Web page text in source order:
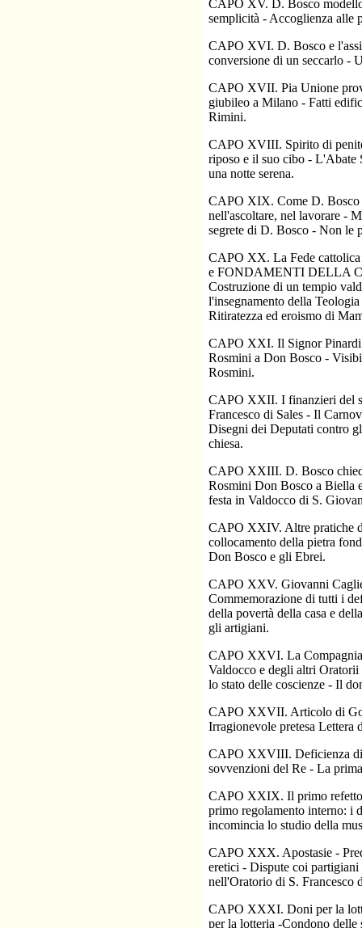
CAPO XV. D. Bosco
semplicità - Accoglienza alle
CAPO XVI. D. Bosco e
conversione di un seccarlo -
CAPO XVII. Pia Unione
giubileo a Milano - Fatti
Rimini.
CAPO XVIII. Spirito di
riposo e il suo cibo - L'Abate
una notte serena.
CAPO XIX. Come D. Bosco
nell'ascoltare, nel lavorare -
segrete di D. Bosco - Non le
CAPO XX. La Fede cattolica
e FONDAMENTI DELLA
Costruzione di un tempio
l'insegnamento della
Ritiratezza ed eroismo di
CAPO XXI. Il Signor Pinardi
Rosmini a Don Bosco -
Rosmini.
CAPO XXII. I finanzieri del
Francesco di Sales - Il
Disegni dei Deputati contro
chiesa.
CAPO XXIII. D. Bosco
Rosmini Don Bosco a Biella
festa in Valdocco di S.
CAPO XXIV. Altre pratiche
collocamento della pietra
Don Bosco e gli Ebrei.
CAPO XXV. Giovanni
Commemorazione di tutti i
della povertà della casa e
gli artigiani.
CAPO XXVI. La
Valdocco e degli altri
lo stato delle coscienze - Il
CAPO XXVII. Articolo di
Irragionevole pretesa Lettera
CAPO XXVIII. Deficienza di
sovvenzioni del Re - La
CAPO XXIX. Il primo
primo regolamento interno: i
incomincia lo studio della
CAPO XXX. Apostasie -
eretici - Dispute coi
nell'Oratorio di S. Francesco
CAPO XXXI. Doni per la
per la lotteria -Condono